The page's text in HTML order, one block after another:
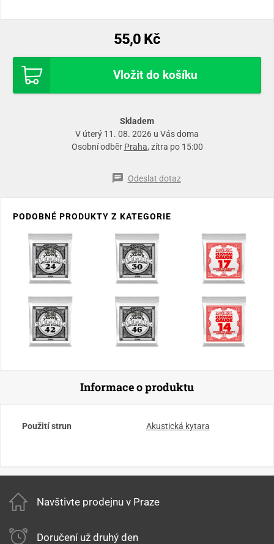
55,0 Kč
Vložit do košíku
Skladem
V úterý 11. 08. 2026 u Vás doma
Osobní odběr Praha, zítra po 15:00
Odeslat dotaz
PODOBNÉ PRODUKTY Z KATEGORIE
Informace o produktu
Použití strun Akustická kytara
Navštivte prodejnu v Praze
Doručení už druhý den